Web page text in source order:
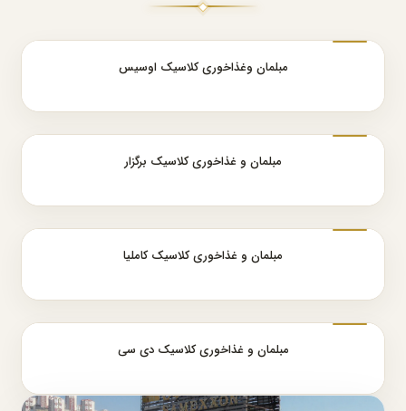
مبلمان وغذاخوری کلاسیک اوسیس
مبلمان و غذاخوری کلاسیک برگزار
مبلمان و غذاخوری کلاسیک کاملیا
مبلمان و غذاخوری کلاسیک دی سی